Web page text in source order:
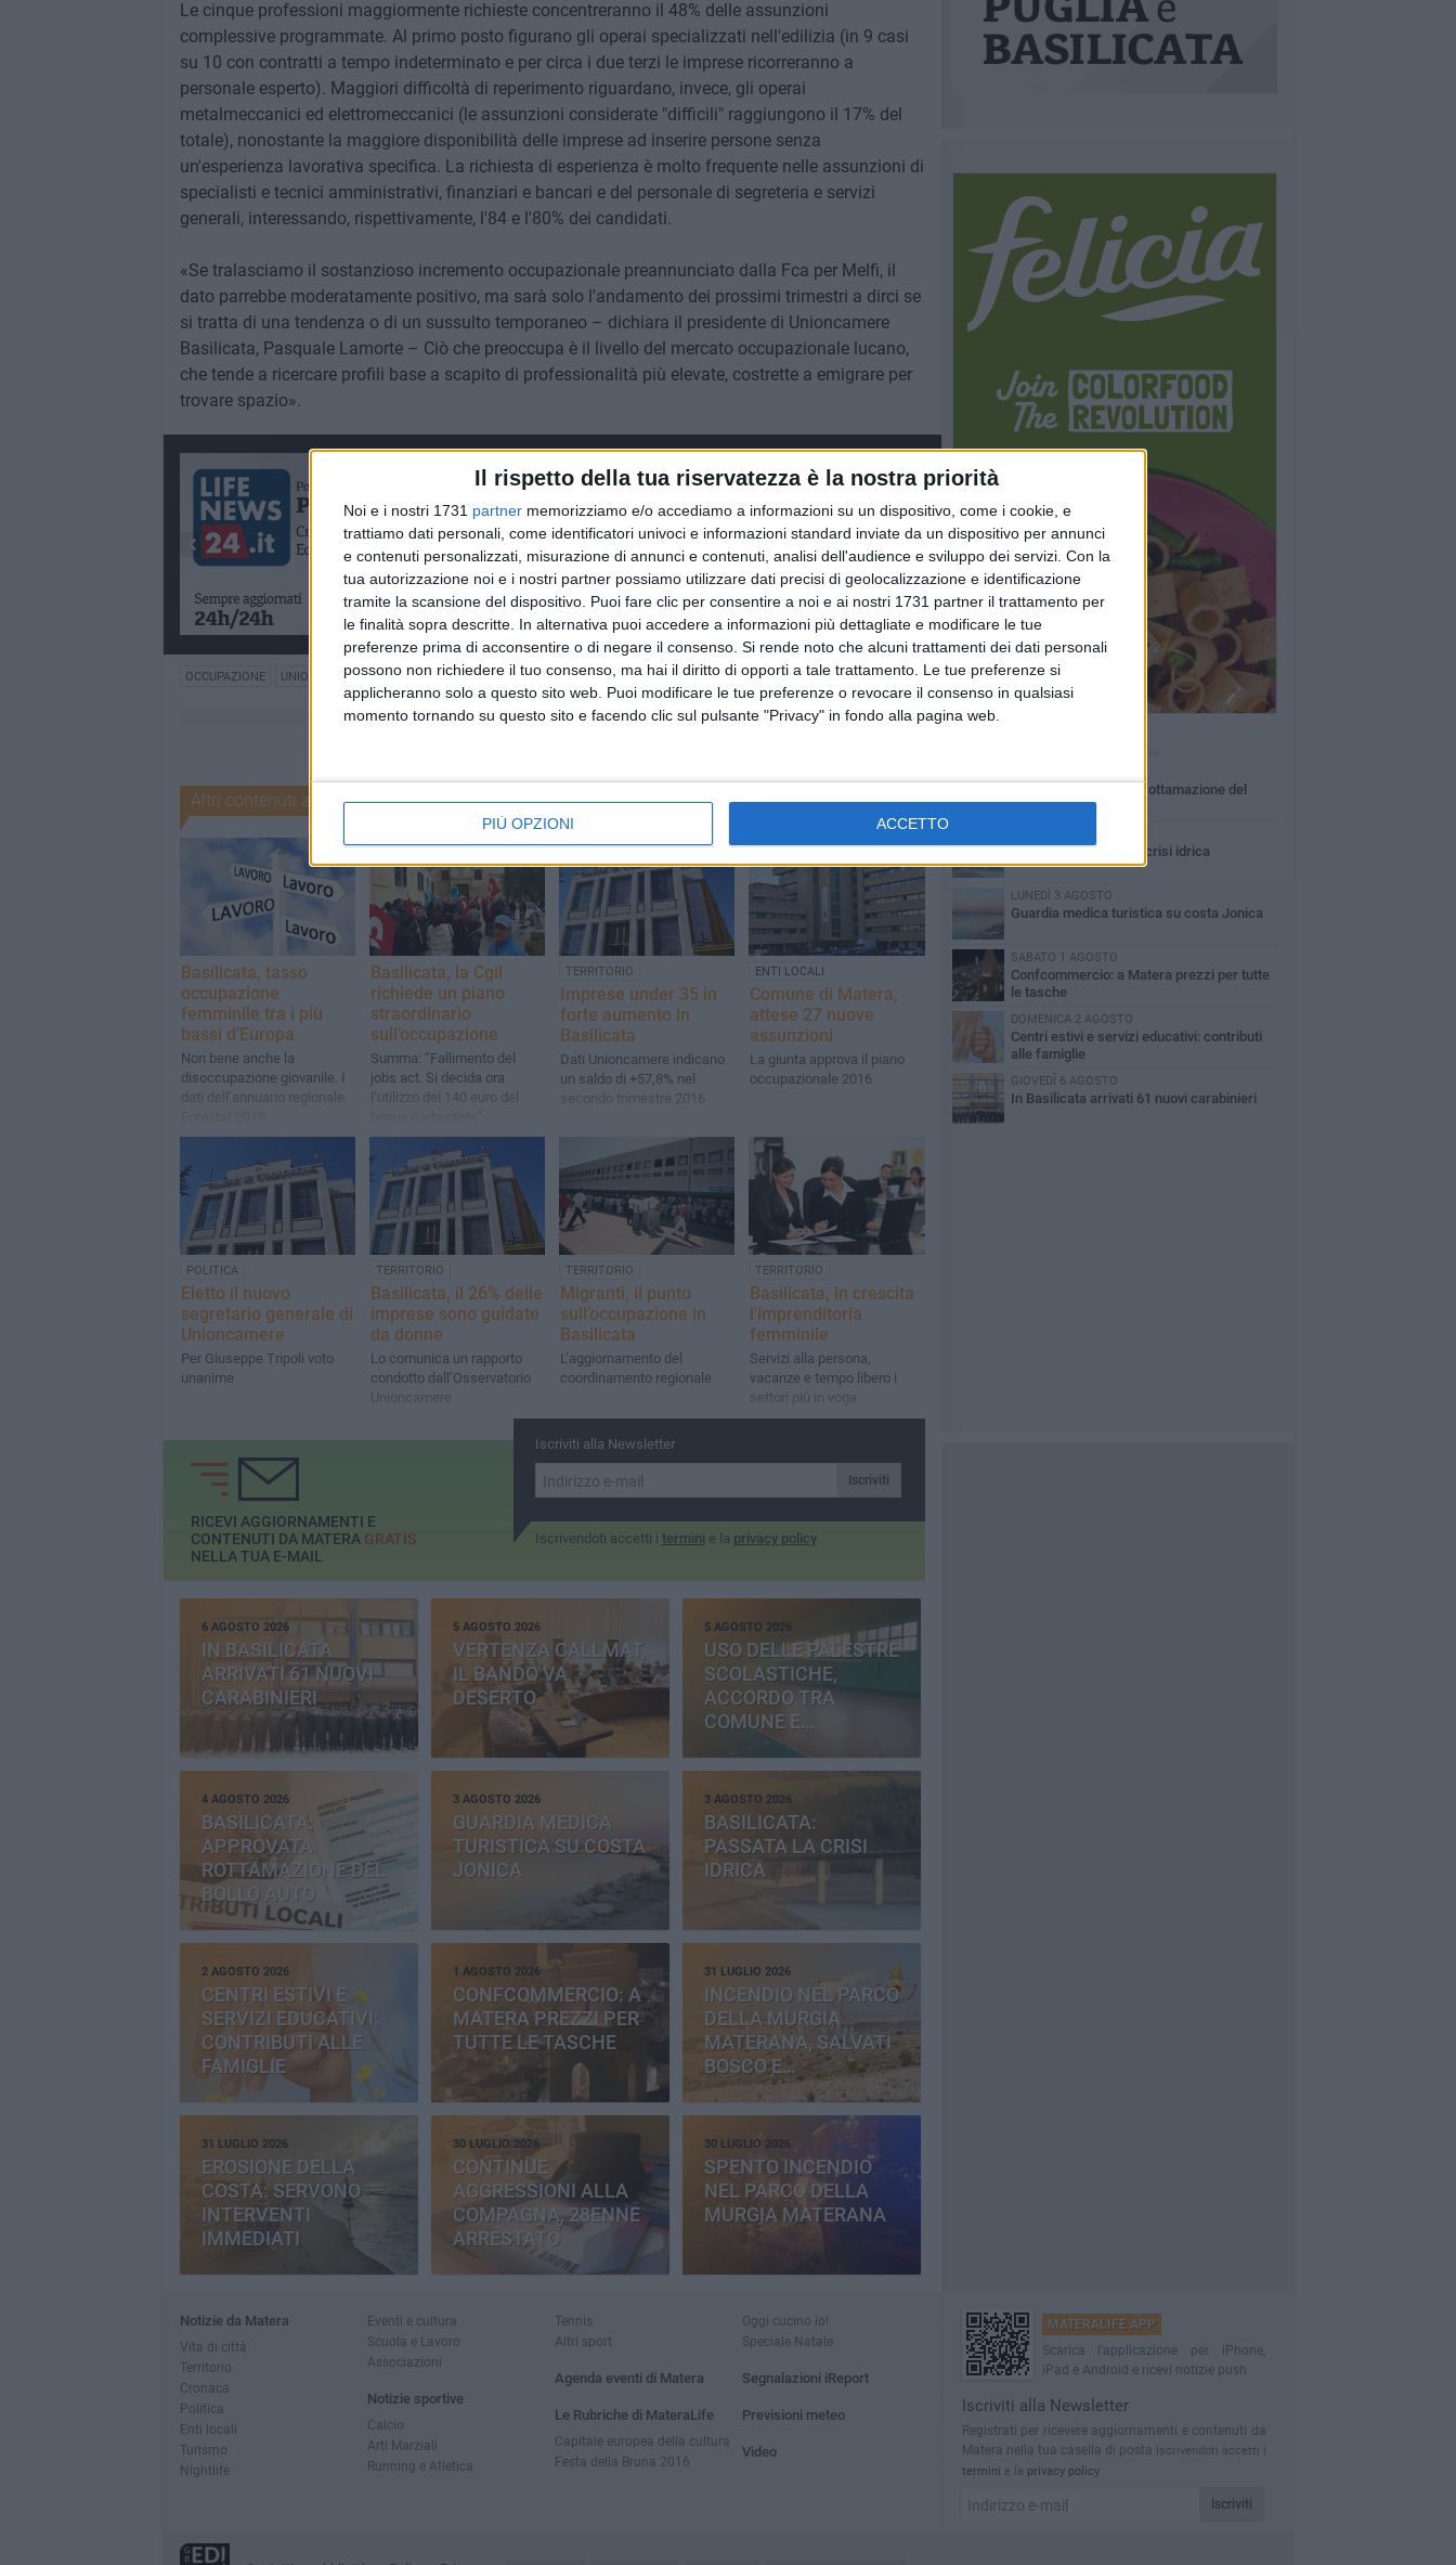
Il rispetto della tua riservatezza è la nostra priorità
Noi e i nostri 1731 partner memorizziamo e/o accediamo a informazioni su un dispositivo, come i cookie, e
trattiamo dati personali, come identificatori univoci e informazioni standard inviate da un dispositivo per annunci
e contenuti personalizzati, misurazione di annunci e contenuti, analisi dell'audience e sviluppo dei servizi. Con la
tua autorizzazione noi e i nostri partner possiamo utilizzare dati precisi di geolocalizzazione e identificazione
tramite la scansione del dispositivo. Puoi fare clic per consentire a noi e ai nostri 1731 partner il trattamento per
le finalità sopra descritte. In alternativa puoi accedere a informazioni più dettagliate e modificare le tue
preferenze prima di acconsentire o di negare il consenso. Si rende noto che alcuni trattamenti dei dati personali
possono non richiedere il tuo consenso, ma hai il diritto di opporti a tale trattamento. Le tue preferenze si
applicheranno solo a questo sito web. Puoi modificare le tue preferenze o revocare il consenso in qualsiasi
momento tornando su questo sito e facendo clic sul pulsante "Privacy" in fondo alla pagina web.
PIÙ OPZIONI ACCETTO
Le cinque professioni maggiormente richieste concentreranno il 48% delle assunzioni
complessive programmate. Al primo posto figurano gli operai specializzati nell'edilizia (in 9 casi
su 10 con contratti a tempo indeterminato e per circa i due terzi le imprese ricorreranno a
personale esperto). Maggiori difficoltà di reperimento riguardano, invece, gli operai
metalmeccanici ed elettromeccanici (le assunzioni considerate "difficili" raggiungono il 17% del
totale), nonostante la maggiore disponibilità delle imprese ad inserire persone senza
un'esperienza lavorativa specifica. La richiesta di esperienza è molto frequente nelle assunzioni di
specialisti e tecnici amministrativi, finanziari e bancari e del personale di segreteria e servizi
generali, interessando, rispettivamente, l'84 e l'80% dei candidati.
«Se tralasciamo il sostanzioso incremento occupazionale preannunciato dalla Fca per Melfi, il
dato parrebbe moderatamente positivo, ma sarà solo l'andamento dei prossimi trimestri a dirci se
si tratta di una tendenza o di un sussulto temporaneo – dichiara il presidente di Unioncamere
Basilicata, Pasquale Lamorte – Ciò che preoccupa è il livello del mercato occupazionale lucano,
che tende a ricercare profili base a scapito di professionalità più elevate, costrette a emigrare per
trovare spazio».
OCCUPAZIONE UNIONCAMERE BASILICATA
Altri contenuti a tema
Basilicata, tasso
occupazione
femminile tra i più
bassi d’Europa
Non bene anche la
disoccupazione giovanile. I
dati dell’annuario regionale
Basilicata, la Cgil
richiede un piano
straordinario
sull’occupazione
Summa: “Fallimento del
jobs act. Si decida ora
l’utilizzo dei 140 euro del
TERRITORIO
Imprese under 35 in
forte aumento in
Basilicata
Dati Unioncamere indicano
un saldo di +57,8% nel
secondo trimestre 2016
ENTI LOCALI
Comune di Matera,
attese 27 nuove
assunzioni
La giunta approva il piano
occupazionale 2016
POLITICA
Eletto il nuovo
segretario generale di
Unioncamere
Per Giuseppe Tripoli voto
unanime
TERRITORIO
Basilicata, il 26% delle
imprese sono guidate
da donne
Lo comunica un rapporto
condotto dall’Osservatorio
Unioncamere
TERRITORIO
Migranti, il punto
sull’occupazione in
Basilicata
L’aggiornamento del
coordinamento regionale
TERRITORIO
Basilicata, in crescita
l'imprenditoria
femminile
Servizi alla persona,
vacanze e tempo libero i
settori più in voga
Iscriviti alla Newsletter
Iscriviti
Iscrivendoti accetti i termini e la privacy policy
RICEVI AGGIORNAMENTI E
CONTENUTI DA MATERA GRATIS
NELLA TUA E-MAIL
6 AGOSTO 2026
IN BASILICATA
ARRIVATI 61 NUOVI
CARABINIERI
5 AGOSTO 2026
VERTENZA CALLMAT,
IL BANDO VA
DESERTO
5 AGOSTO 2026
USO DELLE PALESTRE
SCOLASTICHE,
ACCORDO TRA
COMUNE E
PROVINCIA
4 AGOSTO 2026
BASILICATA:
APPROVATA
ROTTAMAZIONE DEL
BOLLO AUTO
3 AGOSTO 2026
GUARDIA MEDICA
TURISTICA SU COSTA
JONICA
3 AGOSTO 2026
BASILICATA:
PASSATA LA CRISI
IDRICA
2 AGOSTO 2026
CENTRI ESTIVI E
SERVIZI EDUCATIVI:
CONTRIBUTI ALLE
FAMIGLIE
1 AGOSTO 2026
CONFCOMMERCIO: A
MATERA PREZZI PER
TUTTE LE TASCHE
31 LUGLIO 2026
INCENDIO NEL PARCO
DELLA MURGIA
MATERANA, SALVATI
BOSCO E
CEMENTERIA
31 LUGLIO 2026
EROSIONE DELLA
COSTA: SERVONO
INTERVENTI
IMMEDIATI
30 LUGLIO 2026
CONTINUE
AGGRESSIONI ALLA
COMPAGNA, 28ENNE
ARRESTATO
30 LUGLIO 2026
SPENTO INCENDIO
NEL PARCO DELLA
MURGIA MATERANA
Basilicata: approvata rottamazione del
bollo auto
Basilicata: passata la crisi idrica
LUNEDÌ 3 AGOSTO
Guardia medica turistica su costa Jonica
SABATO 1 AGOSTO
Confcommercio: a Matera prezzi per tutte
le tasche
DOMENICA 2 AGOSTO
Centri estivi e servizi educativi: contributi
alle famiglie
GIOVEDÌ 6 AGOSTO
In Basilicata arrivati 61 nuovi carabinieri
Notizie da Matera
Vita di città
Territorio
Cronaca
Politica
Enti locali
Turismo
Nightlife
Eventi e cultura
Scuola e Lavoro
Associazioni
Notizie sportive
Calcio
Arti Marziali
Running e Atletica
Tennis
Altri sport
Agenda eventi di Matera
Le Rubriche di MateraLife
Capitale europea della cultura
Festa della Bruna 2016
Oggi cucino io!
Speciale Natale
Segnalazioni iReport
Previsioni meteo
Video
MATERALIFE APP
Scarica l'applicazione per iPhone,
iPad e Android e ricevi notizie push
Iscriviti alla Newsletter
Registrati per ricevere aggiornamenti e contenuti da
Matera nella tua casella di posta
Iscrivendoti accetti i
termini e la privacy policy
Iscriviti